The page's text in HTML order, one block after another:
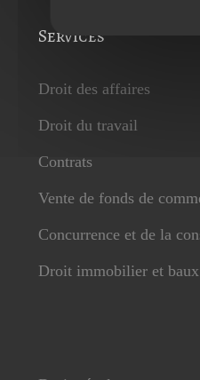
Services
Droit des affaires
Droit du travail
Contrats
Vente de fonds de
Concurrence et de la
Droit immobilier et